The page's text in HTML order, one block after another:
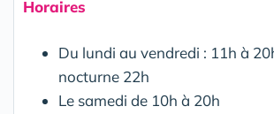
Horaires
Du lundi au vendredi : 11h à
nocturne 22h
Le samedi de 10h à 20h